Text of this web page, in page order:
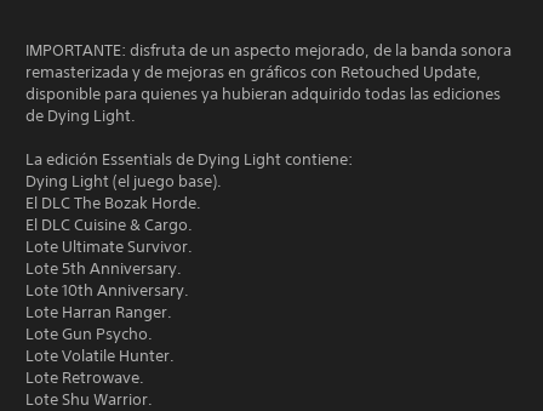
IMPORTANTE: disfruta de un aspecto mejorado, de la banda sonora
remasterizada y de mejoras en gráficos con Retouched Update,
disponible para quienes ya hubieran adquirido todas las ediciones
de Dying Light.
La edición Essentials de Dying Light contiene:
Dying Light (el juego base).
El DLC The Bozak Horde.
El DLC Cuisine & Cargo.
Lote Ultimate Survivor.
Lote 5th Anniversary.
Lote 10th Anniversary.
Lote Harran Ranger.
Lote Gun Psycho.
Lote Volatile Hunter.
Lote Retrowave.
Lote Shu Warrior.